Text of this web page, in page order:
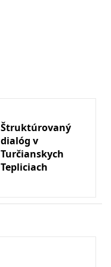
Štruktúrovaný
dialóg v
Turčianskych
Tepliciach